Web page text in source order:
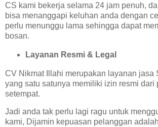
CS kami bekerja selama 24 jam penuh,
bisa menanggapi keluhan anda dengan
perlu menunggu lama sehingga dapat
bosan.
Layanan Resmi & Legal
CV Nikmat Illahi merupakan layanan jasa
yang satu satunya memiliki izin resmi dari
setempat.
Jadi anda tak perlu lagi ragu untuk
kami, Dijamin kepuasan pelanggan